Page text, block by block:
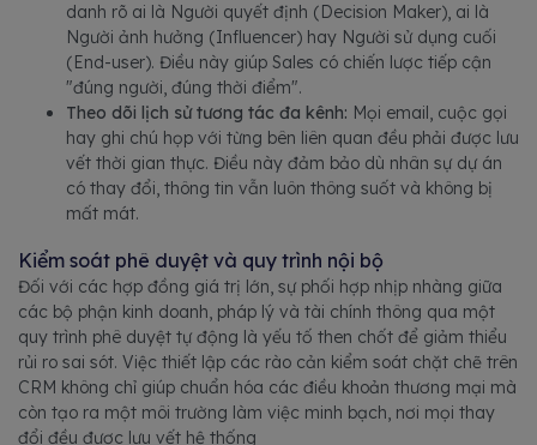
danh rõ ai là Người quyết định (Decision Maker), ai là
Người ảnh hưởng (Influencer) hay Người sử dụng cuối
(End-user). Điều này giúp Sales có chiến lược tiếp cận
"đúng người, đúng thời điểm".
Theo dõi lịch sử tương tác đa kênh: Mọi email, cuộc gọi
hay ghi chú họp với từng bên liên quan đều phải được lưu
vết thời gian thực. Điều này đảm bảo dù nhân sự dự án
có thay đổi, thông tin vẫn luôn thông suốt và không bị
mất mát.
Kiểm soát phê duyệt và quy trình nội bộ
Đối với các hợp đồng giá trị lớn, sự phối hợp nhịp nhàng giữa
các bộ phận kinh doanh, pháp lý và tài chính thông qua một
quy trình phê duyệt tự động là yếu tố then chốt để giảm thiểu
rủi ro sai sót. Việc thiết lập các rào cản kiểm soát chặt chẽ trên
CRM không chỉ giúp chuẩn hóa các điều khoản thương mại mà
còn tạo ra một môi trường làm việc minh bạch, nơi mọi thay
đổi đều được lưu vết hệ thống